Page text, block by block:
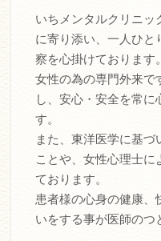
ネットでご
いちメンタルクリニッ
に寄り添い、一人ひと
察を心掛けております。
女性の為の専門外来で
し、安心・安全を常に
す。
また、東洋医学に基づ
ことや、女性心理士に
ております。
患者様の心身の健康、
いをする事が医師のつ